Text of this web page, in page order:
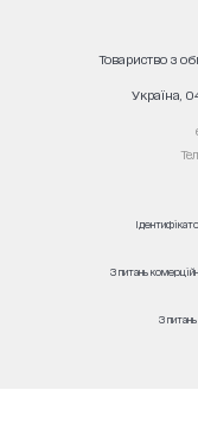
Товариство з
Україна,
З питань
З